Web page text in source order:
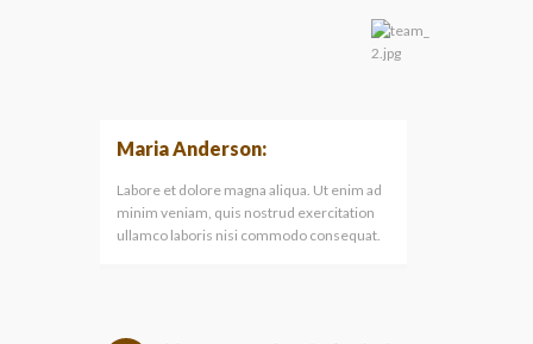
Maria Anderson:
Labore et dolore magna aliqua. Ut enim ad
minim veniam, quis nostrud exercitation
ullamco laboris nisi commodo consequat.